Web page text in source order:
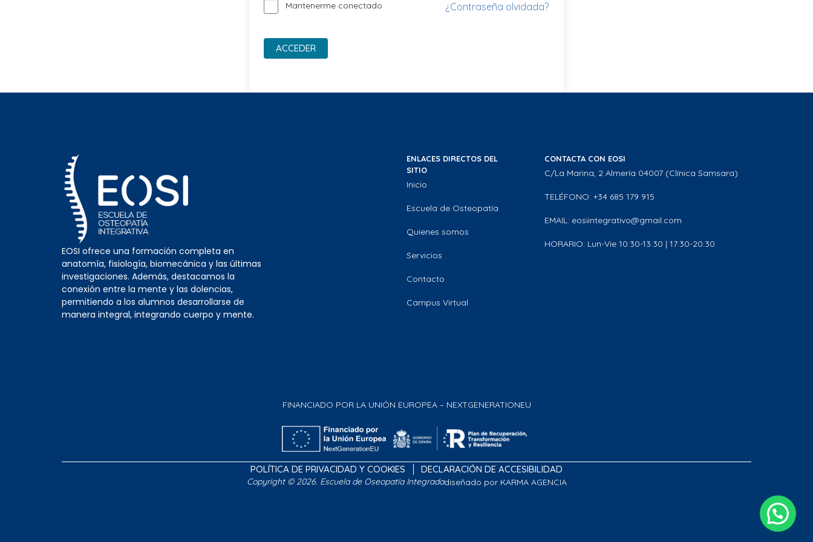
Mantenerme conectado ¿Contraseña olvidada?
ACCEDER
EOSI ofrece una formación completa en
anatomía, fisiología, biomecánica y las últimas
investigaciones. Además, destacamos la
conexión entre la mente y las dolencias,
permitiendo a los alumnos desarrollarse de
manera integral, integrando cuerpo y mente.
ENLACES DIRECTOS DEL
SITIO
Inicio
Escuela de Osteopatía
Quienes somos
Servicios
Contacto
Campus Virtual
CONTACTA CON EOSI
C/La Marina, 2 Almería 04007 (Clínica Samsara)
TELÉFONO: +34 685 179 915
EMAIL: eosiintegrativo@gmail.com
HORARIO: Lun-Vie 10:30-13:30 | 17:30-20:30
FINANCIADO POR LA UNIÓN EUROPEA – NEXTGENERATIONEU
POLÍTICA DE PRIVACIDAD Y COOKIES DECLARACIÓN DE ACCESIBILIDAD
Copyright © 2026. Escuela de Oseopatía Integradadiseñado por KARMA AGENCIA